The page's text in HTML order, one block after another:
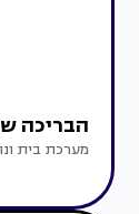
הבריכה
מערכת בית